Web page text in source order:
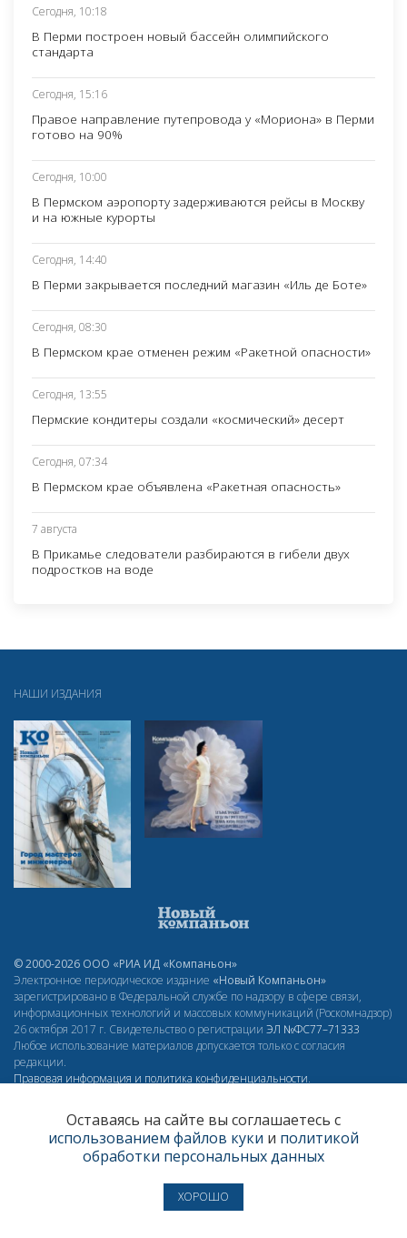
Сегодня, 10:18
В Перми построен новый бассейн олимпийского
стандарта
Сегодня, 15:16
Правое направление путепровода у «Мориона» в Перми
готово на 90%
Сегодня, 10:00
В Пермском аэропорту задерживаются рейсы в Москву
и на южные курорты
Сегодня, 14:40
В Перми закрывается последний магазин «Иль де Боте»
Сегодня, 08:30
В Пермском крае отменен режим «Ракетной опасности»
Сегодня, 13:55
Пермские кондитеры создали «космический» десерт
Сегодня, 07:34
В Пермском крае объявлена «Ракетная опасность»
7 августа
В Прикамье следователи разбираются в гибели двух
подростков на воде
НАШИ ИЗДАНИЯ
© 2000-2026 ООО «РИА ИД «Компаньон»
Электронное периодическое издание «Новый Компаньон»
зарегистрировано в Федеральной службе по надзору в сфере связи,
информационных технологий и массовых коммуникаций (Роскомнадзор)
26 октября 2017 г. Свидетельство о регистрации ЭЛ №ФС77–71333
Любое использование материалов допускается только с согласия
редакции.
Правовая информация и политика конфиденциальности.
Антонов О. Е.
Оставаясь на сайте вы соглашаетесь с
использованием файлов куки и политикой
обработки персональных данных
ХОРОШО